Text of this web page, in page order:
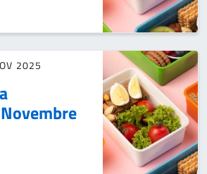
- DICEMBRE 2025}
2025
- NOVEMBRE 2025}